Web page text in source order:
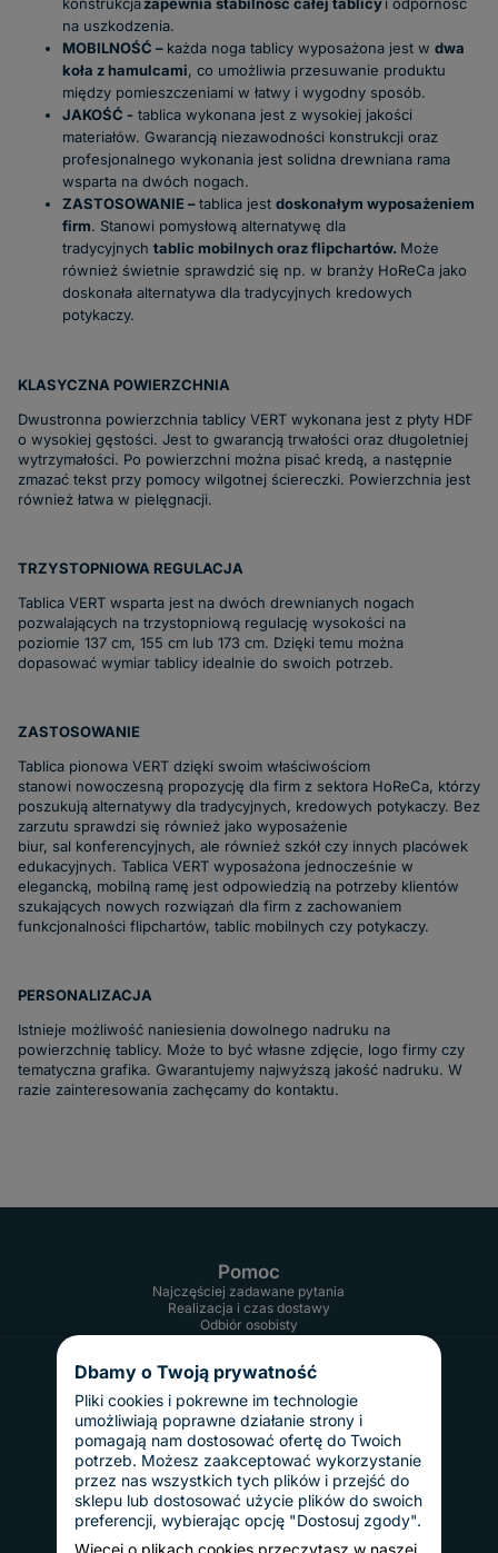
konstrukcjazapewnia stabilność całej tablicyi odporność
na uszkodzenia.
MOBILNOŚĆ – każda noga tablicy wyposażona jest w dwa
koła z hamulcami, co umożliwia przesuwanie produktu
między pomieszczeniami w łatwy i wygodny sposób.
JAKOŚĆ - tablica wykonana jest z wysokiej jakości
materiałów. Gwarancją niezawodności konstrukcji oraz
profesjonalnego wykonania jest solidna drewniana rama
wsparta na dwóch nogach.
ZASTOSOWANIE –tablica jest doskonałym wyposażeniem
firm. Stanowi pomysłową alternatywę dla
tradycyjnych tablic mobilnych oraz flipchartów. Może
również świetnie sprawdzić się np. w branży HoReCa jako
doskonała alternatywa dla tradycyjnych kredowych
potykaczy.
KLASYCZNA POWIERZCHNIA
Dwustronna powierzchnia tablicy VERT wykonana jest z płyty HDF
o wysokiej gęstości. Jest to gwarancją trwałości oraz długoletniej
wytrzymałości. Po powierzchni można pisać kredą, a następnie
zmazać tekst przy pomocy wilgotnej ściereczki. Powierzchnia jest
również łatwa w pielęgnacji.
TRZYSTOPNIOWA REGULACJA
Tablica VERT wsparta jest na dwóch drewnianych nogach
pozwalających na trzystopniową regulację wysokości na
poziomie 137 cm, 155 cm lub 173 cm. Dzięki temu można
dopasować wymiar tablicy idealnie do swoich potrzeb.
ZASTOSOWANIE
Tablica pionowa VERT dzięki swoim właściwościom
stanowi nowoczesną propozycję dla firm z sektora HoReCa, którzy
poszukują alternatywy dla tradycyjnych, kredowych potykaczy. Bez
zarzutu sprawdzi się również jako wyposażenie
biur, sal konferencyjnych, ale również szkół czy innych placówek
edukacyjnych. Tablica VERT wyposażona jednocześnie w
elegancką, mobilną ramę jest odpowiedzią na potrzeby klientów
szukających nowych rozwiązań dla firm z zachowaniem
funkcjonalności flipchartów, tablic mobilnych czy potykaczy.
PERSONALIZACJA
Istnieje możliwość naniesienia dowolnego nadruku na
powierzchnię tablicy. Może to być własne zdjęcie, logo firmy czy
tematyczna grafika. Gwarantujemy najwyższą jakość nadruku. W
razie zainteresowania zachęcamy do kontaktu.
Pomoc
Najczęściej zadawane pytania
Realizacja i czas dostawy
Odbiór osobisty
Informacje
Regulamin
Reklamacje i zwroty
Gwarancja
Polityka prywatności
Dostawy i płatności
Koszty dostawy
InPost Pay
Sposoby płatności
O nas
Kontakt
Dbamy o Twoją prywatność
Pliki cookies i pokrewne im technologie
umożliwiają poprawne działanie strony i
pomagają nam dostosować ofertę do Twoich
potrzeb. Możesz zaakceptować wykorzystanie
przez nas wszystkich tych plików i przejść do
sklepu lub dostosować użycie plików do swoich
preferencji, wybierając opcję "Dostosuj zgody".
Więcej o plikach cookies przeczytasz w naszej